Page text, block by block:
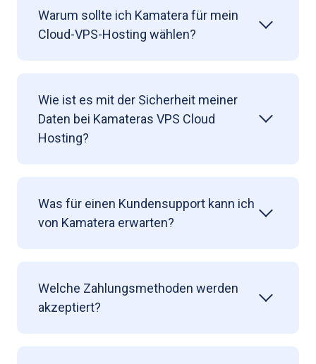
Warum sollte ich Kamatera für mein
Cloud-VPS-Hosting wählen?
Wie ist es mit der Sicherheit meiner
Daten bei Kamateras VPS Cloud
Hosting?
Was für einen Kundensupport kann ich
von Kamatera erwarten?
Welche Zahlungsmethoden werden
akzeptiert?